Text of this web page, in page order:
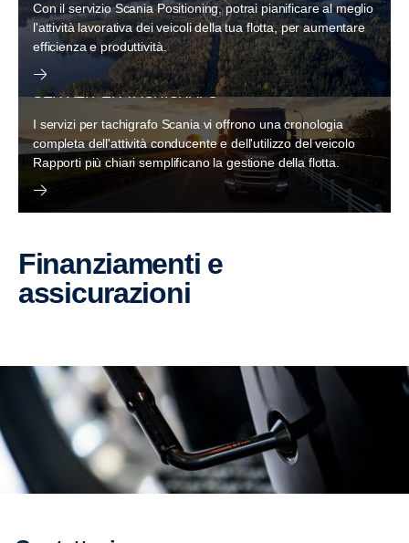
Con il servizio Scania Positioning, potrai pianificare al meglio
l'attività lavorativa dei veicoli della tua flotta, per aumentare
efficienza e produttività.
SERVIZI PER TACHIGRAFO
I servizi per tachigrafo Scania vi offrono una cronologia
completa dell'attività conducente e dell'utilizzo del veicolo
Rapporti più chiari semplificano la gestione della flotta.
Finanziamenti e
assicurazioni